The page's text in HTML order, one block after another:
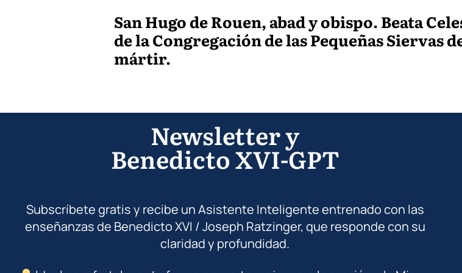
San Hugo de Rouen, abad y obispo. Beata
de la Congregación de las Pequeñas Siervas
mártir.
Newsletter y
Benedicto XVI-GPT
Subscríbete gratis y recibe un Asistente Inteligente entrenado con las
enseñanzas de Benedicto XVI / Joseph Ratzinger, que responde con su
claridad y profundidad.